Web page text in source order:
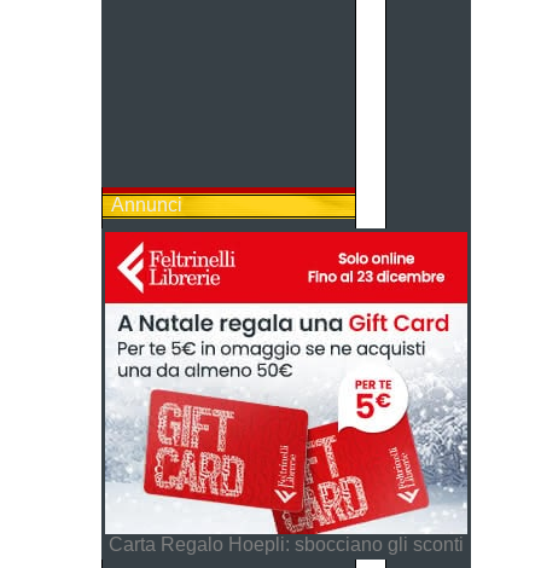
Annunci
Carta Regalo Hoepli: sbocciano gli sconti